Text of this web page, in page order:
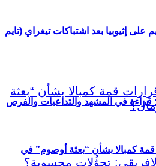
قراءة في المشهد والتداعيات والفرص
على إثيوبيا بعد اشتباكات تيغراي (تايم
كمبالا بشأن “بعثة أوصوم” في